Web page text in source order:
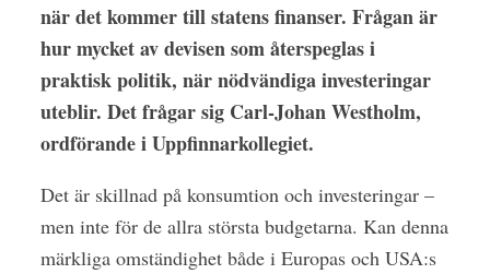
när det kommer till statens finanser. Frågan är
hur mycket av devisen som återspeglas i
praktisk politik, när nödvändiga investeringar
uteblir. Det frågar sig Carl-Johan Westholm,
ordförande i Uppfinnarkollegiet.
Det är skillnad på konsumtion och investeringar –
men inte för de allra största budgetarna. Kan denna
märkliga omständighet både i Europas och USA:s